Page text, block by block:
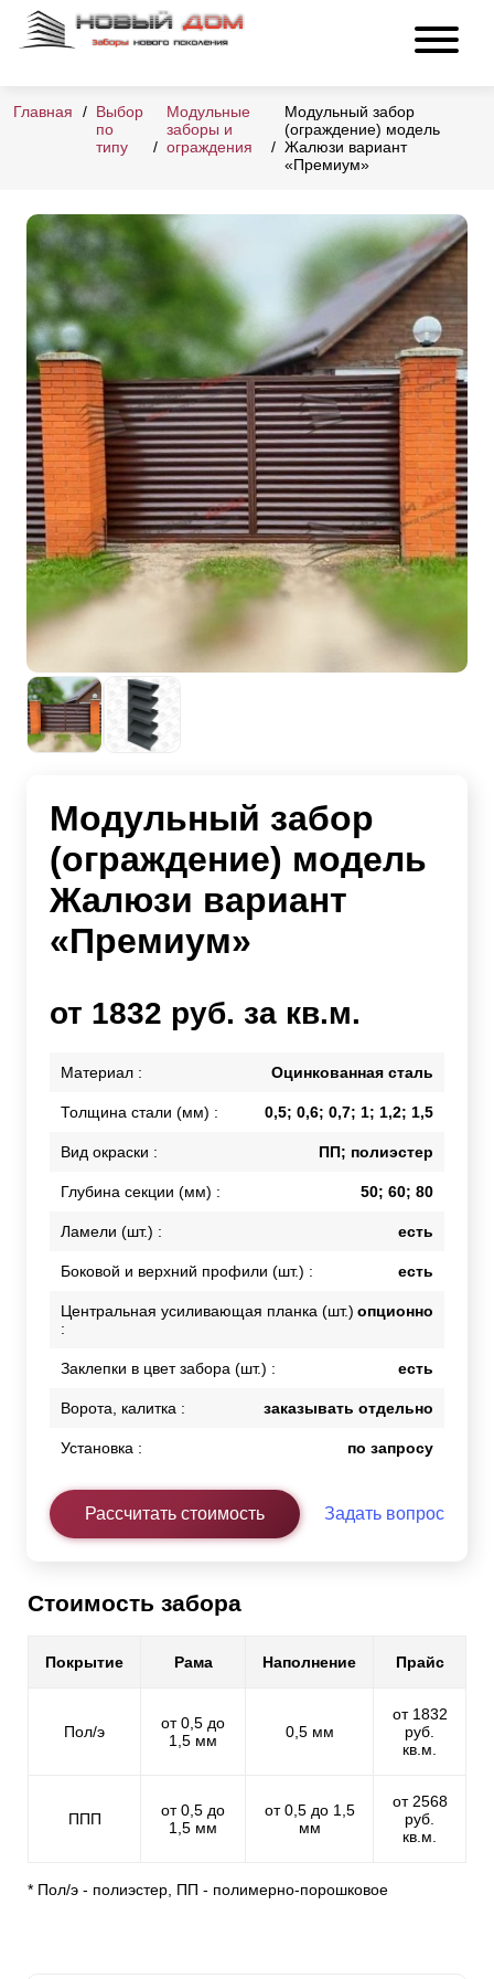
Главная
Выбор
по
типу
Модульные
заборы и
ограждения
Модульный забор
(ограждение) модель
Жалюзи вариант
«Премиум»
Модульный забор
(ограждение) модель
Жалюзи вариант
«Премиум»
от 1832 руб. за кв.м.
Материал : Оцинкованная сталь
Толщина стали (мм) : 0,5; 0,6; 0,7; 1; 1,2; 1,5
Вид окраски : ПП; полиэстер
Глубина секции (мм) : 50; 60; 80
Ламели (шт.) : есть
Боковой и верхний профили (шт.) : есть
Центральная усиливающая планка (шт.)
:
опционно
Заклепки в цвет забора (шт.) : есть
Ворота, калитка : заказывать отдельно
Установка : по запросу
Рассчитать стоимость Задать вопрос
Стоимость забора
Покрытие Рама Наполнение Прайс
Пол/э
от 0,5 до
1,5 мм
0,5 мм
от 1832
руб.
кв.м.
ППП
от 0,5 до
1,5 мм
от 0,5 до 1,5
мм
от 2568
руб.
кв.м.
* Пол/э - полиэстер, ПП - полимерно-порошковое